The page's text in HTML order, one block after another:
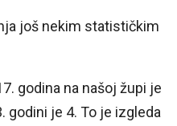
još nekim statističkim
godina na našoj župi je
godini je 4. To je izgleda